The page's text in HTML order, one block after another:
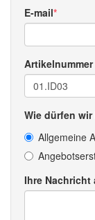
E-mail
Artikelnummer
Wie dürfen
Allgemeine
Ihre Nachricht